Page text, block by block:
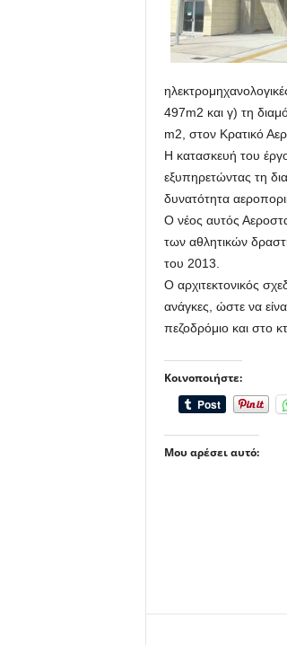
497m2 και γ) τη
m2, στον Κρατικό
Η κατασκευή του
εξυπηρετώντας τη
δυνατότητα
Ο νέος αυτός
των αθλητικών
του 2013.
Ο αρχιτεκτονικός
ανάγκες, ώστε να
πεζοδρόμιο και στο
Κοινοποιήστε:
Μου αρέσει αυτό: